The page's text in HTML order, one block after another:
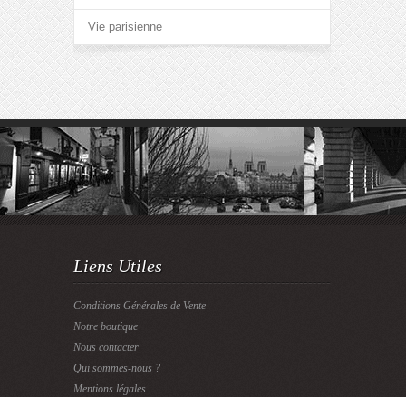
Vie parisienne
Liens Utiles
Conditions Générales de Vente
Notre boutique
Nous contacter
Qui sommes-nous ?
Mentions légales